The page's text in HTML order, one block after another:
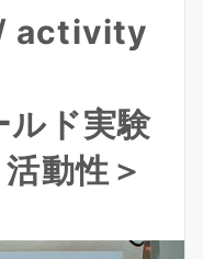
activity
ルド実験
動性＞